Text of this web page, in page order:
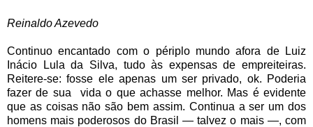
Reinaldo Azevedo
Continuo encantado com o périplo mundo afora de Luiz
Inácio Lula da Silva, tudo às expensas de empreiteiras.
Reitere-se: fosse ele apenas um ser privado, ok. Poderia
fazer de sua vida o que achasse melhor. Mas é evidente
que as coisas não são bem assim. Continua a ser um dos
homens mais poderosos do Brasil — talvez o mais —, com